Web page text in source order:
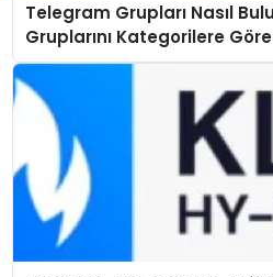
Telegram Grupları Nasıl
Gruplarını Kategorilere